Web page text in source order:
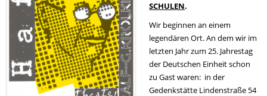
SCHULEN.
Wir beginnen an einem
legendären Ort. An dem wir im
letzten Jahr zum 25. Jahrestag
der Deutschen Einheit schon
zu Gast waren: in der
Gedenkstätte Lindenstraße 54